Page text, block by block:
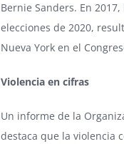
Bernie Sanders. En
elecciones de 2020,
Nueva York en el
Violencia en cifras
Un informe de la
destaca que la violencia